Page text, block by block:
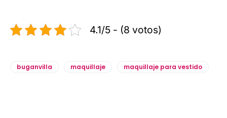
4.1/5 - (8 votos)
buganvilla maquillaje maquillaje para vestido